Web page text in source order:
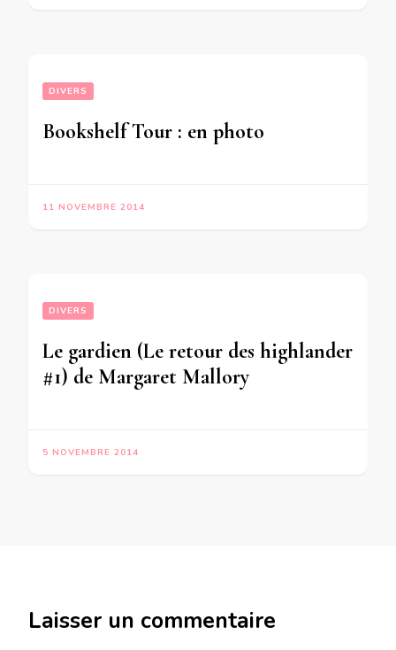
DIVERS
Bookshelf Tour : en photo
11 NOVEMBRE 2014
DIVERS
Le gardien (Le retour des highlander
#1) de Margaret Mallory
5 NOVEMBRE 2014
Laisser un commentaire